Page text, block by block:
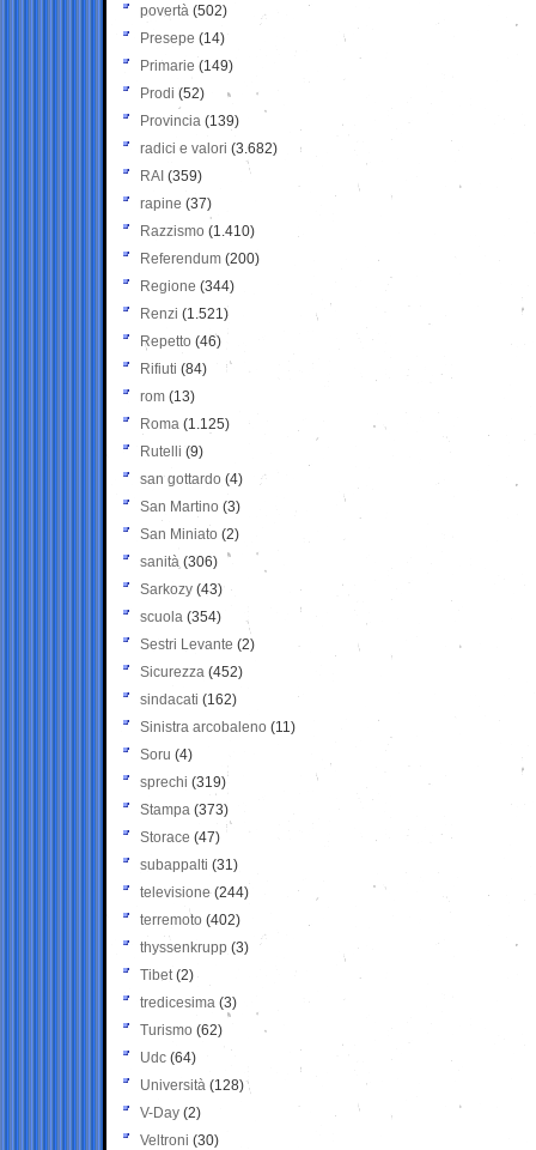
povertà (502)
Presepe (14)
Primarie (149)
Prodi (52)
Provincia (139)
radici e valori (3.682)
RAI (359)
rapine (37)
Razzismo (1.410)
Referendum (200)
Regione (344)
Renzi (1.521)
Repetto (46)
Rifiuti (84)
rom (13)
Roma (1.125)
Rutelli (9)
san gottardo (4)
San Martino (3)
San Miniato (2)
sanità (306)
Sarkozy (43)
scuola (354)
Sestri Levante (2)
Sicurezza (452)
sindacati (162)
Sinistra arcobaleno (11)
Soru (4)
sprechi (319)
Stampa (373)
Storace (47)
subappalti (31)
televisione(244)
terremoto (402)
thyssenkrupp (3)
Tibet(2)
tredicesima (3)
Turismo (62)
Udc (64)
Università (128)
V-Day (2)
Veltroni (30)